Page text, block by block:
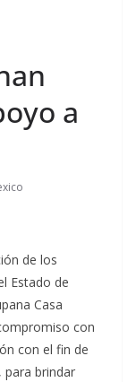
a
de los
Estado de
Casa
con
con el fin de
para brindar